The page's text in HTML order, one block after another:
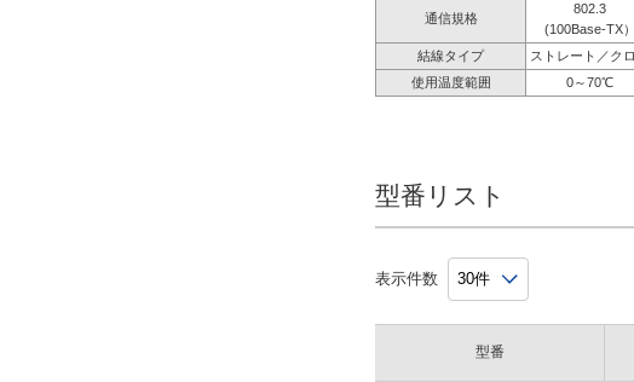
通信規格
802.3
(100Base-TX）
結線タイプ
ストレート／ク
使用温度範囲
0～70℃
型番リスト
表示件数
型番